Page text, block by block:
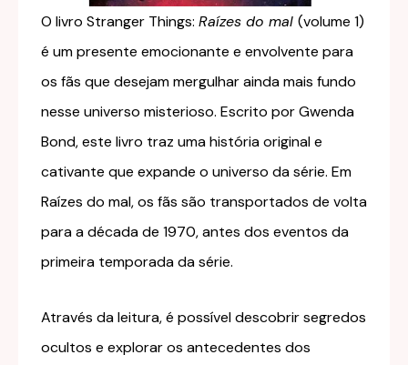
O livro Stranger Things: Raízes do mal (volume 1)
é um presente emocionante e envolvente para
os fãs que desejam mergulhar ainda mais fundo
nesse universo misterioso. Escrito por Gwenda
Bond, este livro traz uma história original e
cativante que expande o universo da série. Em
Raízes do mal, os fãs são transportados de volta
para a década de 1970, antes dos eventos da
primeira temporada da série.
Através da leitura, é possível descobrir segredos
ocultos e explorar os antecedentes dos